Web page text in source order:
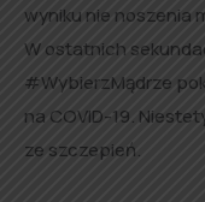
wyniku nie noszenia
W ostatnich
#WybierzMądrze
na COVID-19.
ze szczepień.